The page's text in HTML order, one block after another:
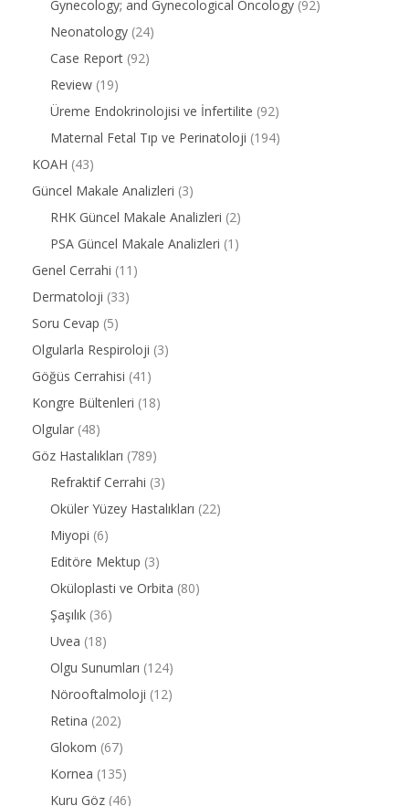
Gynecology; and Gynecological Oncology (92)
Neonatology (24)
Case Report (92)
Review (19)
Üreme Endokrinolojisi ve İnfertilite (92)
Maternal Fetal Tıp ve Perinatoloji (194)
KOAH (43)
Güncel Makale Analizleri (3)
RHK Güncel Makale Analizleri (2)
PSA Güncel Makale Analizleri (1)
Genel Cerrahi (11)
Dermatoloji (33)
Soru Cevap (5)
Olgularla Respiroloji (3)
Göğüs Cerrahisi (41)
Kongre Bültenleri (18)
Olgular (48)
Göz Hastalıkları (789)
Refraktif Cerrahi (3)
Oküler Yüzey Hastalıkları (22)
Miyopi (6)
Editöre Mektup (3)
Oküloplasti ve Orbita (80)
Şaşılık (36)
Uvea (18)
Olgu Sunumları (124)
Nörooftalmoloji (12)
Retina (202)
Glokom (67)
Kornea (135)
Kuru Göz (46)